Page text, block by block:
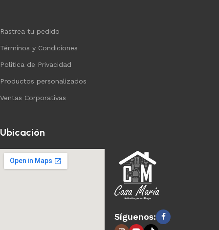
Rastrea tu pedido
Términos y Condiciones
Política de Privacidad
Productos personalizados
Ventas Corporativas
Ubicación
Síguenos: